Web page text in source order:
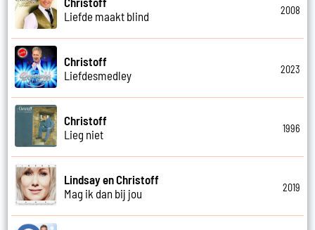
Liefde maakt blind
2008
Christoff
Liefdesmedley
2023
Christoff
Lieg niet
1996
Lindsay en Christoff
Mag ik dan bij jou
2019